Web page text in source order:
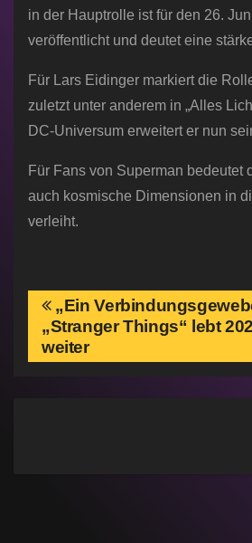
in der Hauptrolle ist für den 26.
veröffentlicht und deutet eine
Für Lars Eidinger markiert die
zuletzt unter anderem in „Alles
DC-Universum erweitert er nun
Für Fans von Superman bedeutet
auch kosmische Dimensionen in
verleiht.
B
e
„Ein
„Stranger Things“ lebt
weiter